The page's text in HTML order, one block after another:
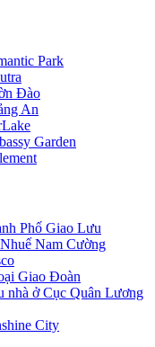
Park
Đào
An
Garden
Phố Giao Lưu
Nam Cường
Giao Đoàn
nhà ở Cục Quân Lương
City